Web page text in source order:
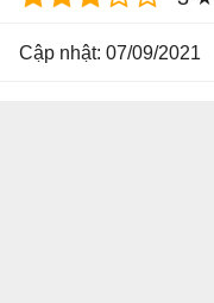
Cập nhật: 07/09/2021